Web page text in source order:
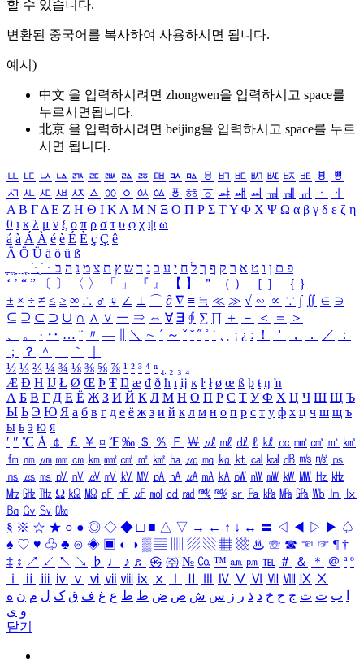
할 수 있습니다.
변환된 중국어를 복사하여 사용하시면 됩니다.
예시)
中文 을 입력하시려면 zhongwen을 입력하시고 space를
누르시면됩니다.
北京 을 입력하시려면 beijing을 입력하시고 space를 누르
시면 됩니다.
ㅥ ㅦ ㅧ ㅨ ㅩ ㅪ ㅫ ㅬ ㅭ ㅮ ㅯ ㅰ ㅱ ㅲ ㅳ ㅴ ㅵ ㅶ ㅷ ㅸ
ㅹ
ㅺ ㅻ ㅼ ㅽ ㅾ ㅿ ㆀ ㆁ ㆂ ㆃ ㆄ ㆅ ㆆ ㆇ ㆈ ㆉ ㆊ ㆋ ㆌ ㆍ
ㆎ
Α Β ΓΔ Ε Ζ Η Θ Ι ΚΛ Μ Ν Ξ Ο Π Ρ Σ ΤΥ Φ Χ Ψ Ω α β γ δ ε ζ η
θ ι κ λ μ ν ξ ο π ρ σ τ υ φ χ ψ ω
á à Á À é è É È ç Ç ê
Ä Ö Ü ä ö ü ß
ִֶֹ ֻּ ׁׂ פ ם ן ו ט א ר ק ף ך ל ח י ע כ ג ד ש ץ ת צ מ נ ה ב
‘ ’ “ ” 〔 〕 〈 〉 「 」 『 』 【 】 ＂ （ ） ［ ］ ｛ ｝
± × ÷ ≠ ≤ ≥ ∞ ∴ ♂ ♀ ∠ ⊥ ⌒ ∂ ∇ ≡ ≒ ≪ ≫ √ ∽ ∝ ∵ ∫ ∬ ∈ ∋
⊆ ⊇ ⊂ ⊃ ∪ ∩ ∧ ∨ ￢ ⇒ ⇔ ∀ ∃ ∮ ∑ ∏ ＋ － ＜ ＝
＞
、
。 · ‥ … ¨ 〃 ― ＼ ∼ ´ ～ ˇ ˘ ˝ ˚ ˙ ¸ ¡ ¿ ː ！ ＇ ， ． ／
：
；
？ ＾ ｀
½ ⅓ ⅔ ¼ ¾ ⅛ ⅜ ⅝ ⅞ ¹ ² ³ ⁴ ⁿ ₁ ₂ ₃ ₄
Æ Ð Ħ Ĳ Ł Ø Œ Þ Ŧ Ŋ æ đ ð ħ ı ĳ ĸ ŀ ł ø œ ß þ ŧ ŋ ŉ
А Б В Г Д Е Ё Ж З И Й К Л М Н О П Р С Т У Ф Х Ц Ч Ш Щ Ъ
Ы Ь Э Ю Я а б в г д е ё ж з и й к л м н о п р с т у ф х ц ч ш щ ъ
ы ь э ю я
′ ″ ℃ Å ￠ ￡ ￥ ¤ ℉ ‰ ＄ ％ Ｆ ￦ ㎕ ㎖ ㎗ ℓ ㎘ ㏄ ㎣ ㎤ ㎥ ㎦
㎙ ㎚ ㎛ ㎜ ㎝ ㎞ ㎟ ㎠ ㎡ ㎢ ㏊ ㎍ ㎎ ㎏ ㏏ ㎈ ㎉ ㏈ ㎧ ㎨ ㎰
㎱ ㎲ ㎳ ㎴ ㎵ ㎶ ㎷ ㎸ ㎹ ㎀ ㎁ ㎂ ㎃ ㎄ ㎺ ㎻ ㎽ ㎾ ㎿ ㎐ ㎑
㎒ ㎓ ㎔ Ω ㏀ ㏁ ㎊ ㎋ ㎌ ㏖ ㏅ ㎭ ㎮ ㎯ ㏛ ㎩ ㎪ ㎫ ㎬ ㏝ ㏐
㏓
㏃ ㏉ ㏜ ㏆
§ ※ ☆ ★ ○ ● ◎ ◇ ◆ □ ■ △ ▽ → ← ↑ ↓ ↔ 〓 ◁ ◀ ▷ ▶ ♤
♠ ♡ ♥ ♧ ♣ ⊙ ◈ ▣ ◐ ◑ ▒ ▤ ▨ ▧ ▦ ▩ ♨ ☏ ☎ ☜ ☞ ¶ †
‡ ↕ ↗ ↙ ↖ ↘ ♭ ♩ ♪ ♬ ㉿ ㈜ № ㏇ ™ ㏂ ㏘ ℡ ＃ ＆ ＊ ＠ ª º
ⅰ
ⅱ ⅲ ⅳ ⅴ ⅵ ⅶ ⅷ ⅸ ⅹ Ⅳ Ⅴ Ⅵ Ⅶ Ⅷ Ⅸ Ⅹ
ب ت ث ج ح خ د ذ ر ز س ش ص ض ط ظ ع غ ف ق ک ل م ن ه
و ی
닫기